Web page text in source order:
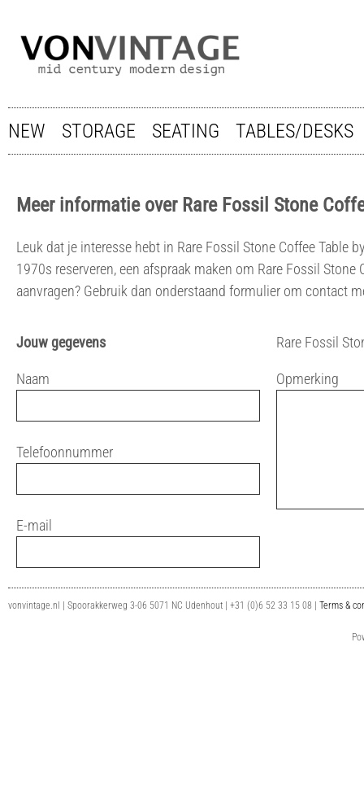
NEW STORAGE SEATING TABLES/DESKS
Meer informatie over Rare Fossil Stone
Leuk dat je interesse hebt in Rare Fossil Stone Coffee Table
1970s reserveren, een afspraak maken om Rare Fossil
aanvragen? Gebruik dan onderstaand formulier om contact
Jouw gegevens
Naam
Telefoonnummer
E-mail
Rare Fossil
Opmerking
vonvintage.nl | Spoorakkerweg 3-06 5071 NC Udenhout | +31 (0)6 52 33 15 08 | Terms &